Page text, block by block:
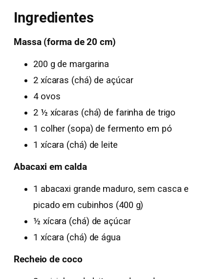
Ingredientes
Massa (forma de 20 cm)
200 g de margarina
2 xícaras (chá) de açúcar
4 ovos
2 ½ xícaras (chá) de farinha de trigo
1 colher (sopa) de fermento em pó
1 xícara (chá) de leite
Abacaxi em calda
1 abacaxi grande maduro, sem casca e
picado em cubinhos (400 g)
½ xícara (chá) de açúcar
1 xícara (chá) de água
Recheio de coco